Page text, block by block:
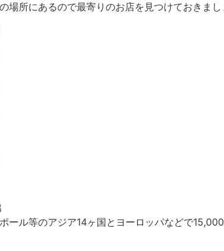
場所にあるので最寄りのお店を見つけておきま
ール等のアジア14ヶ国とヨーロッパなどで